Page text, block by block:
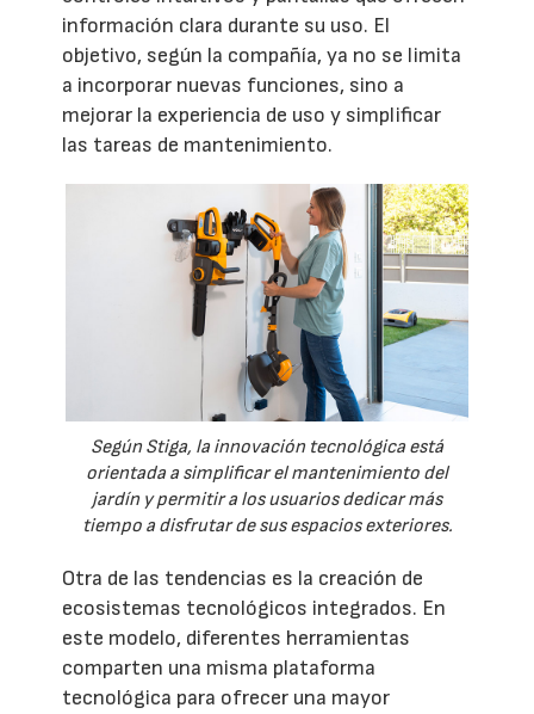
información clara durante su uso. El
objetivo, según la compañía, ya no se limita
a incorporar nuevas funciones, sino a
mejorar la experiencia de uso y simplificar
las tareas de mantenimiento.
Según Stiga, la innovación tecnológica está
orientada a simplificar el mantenimiento del
jardín y permitir a los usuarios dedicar más
tiempo a disfrutar de sus espacios exteriores.
Otra de las tendencias es la creación de
ecosistemas tecnológicos integrados. En
este modelo, diferentes herramientas
comparten una misma plataforma
tecnológica para ofrecer una mayor